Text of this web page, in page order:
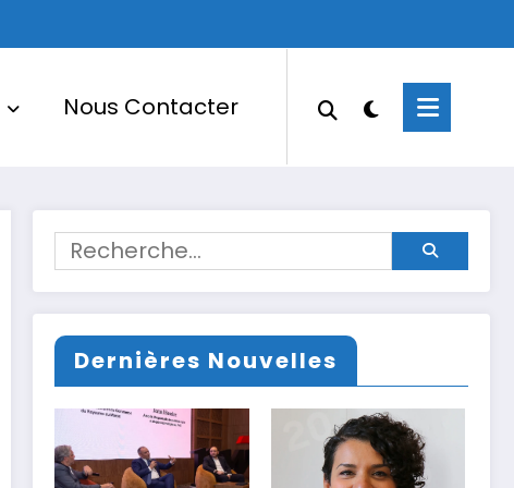
Nous Contacter
Dernières Nouvelles